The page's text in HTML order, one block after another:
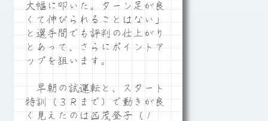
大幅に叩いた。ターン足が良
くて伸びられることはない」
と選手間でも評判の仕上がり
とあって、さらにポイントア
ップを狙います。
早朝の試運転と、スタート
特訓（３Ｒまで）で動きが良
く見えたのは西茂登子（１